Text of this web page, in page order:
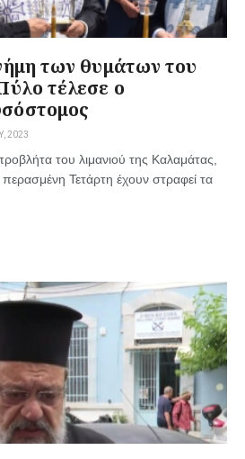
των θυμάτων του
τέλεσε ο
2023
του λιμανιού της Καλαμάτας,
Τετάρτη έχουν στραφεί τα